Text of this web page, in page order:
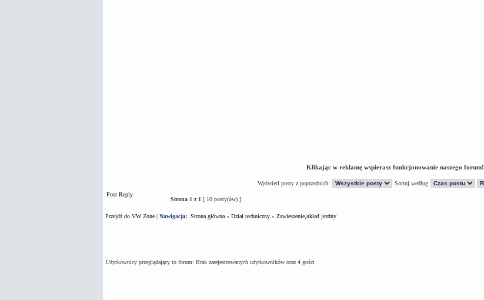
Klikając w reklamę wspierasz funkcjonowanie naszego forum!
Wyświetl posty z poprzednich:
Sortuj według
Post Reply
Strona 1 z 1 [ 10 posty(ów) ]
Przejdź do VW Zone| Nawigacja: Strona główna» Dział techniczny» Zawieszenie,układ jezdny
Użytkownicy przeglądający to forum: Brak zarejestrowanych użytkowników oraz 4 gości